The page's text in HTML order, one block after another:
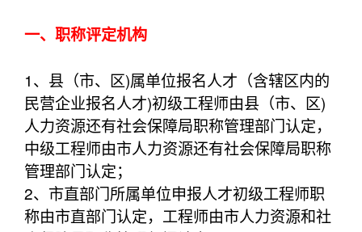
一、职称评定机构
1、县（市、区)属单位报名人才（含辖区内的
民营企业报名人才)初级工程师由县（市、区)
人力资源还有社会保障局职称管理部门认定，
中级工程师由市人力资源还有社会保障局职称
管理部门认定；
2、市直部门所属单位申报人才初级工程师职
称由市直部门认定，工程师由市人力资源和社